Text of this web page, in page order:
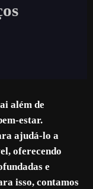
além de
estar.
ajudá-lo a
oferecendo
e
isso, contamos